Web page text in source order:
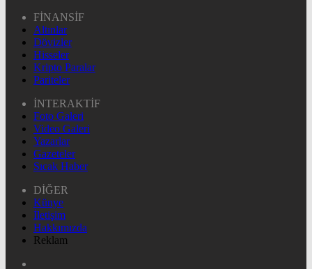
FİNANSİF
Altınlar
Dövizler
Hisseler
Kripto Paralar
Pariteler
İNTERAKTİF
Foto Galeri
Video Galeri
Yazarlar
Gazeteler
Sıcak Haber
DİĞER
Künye
İletişim
Hakkımızda
Reklam